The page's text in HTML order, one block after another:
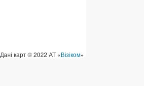
Дані карт © 2022 АТ «Візіком»